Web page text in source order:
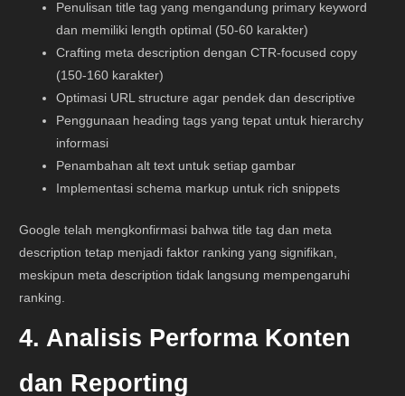
Penulisan title tag yang mengandung primary keyword
dan memiliki length optimal (50-60 karakter)
Crafting meta description dengan CTR-focused copy
(150-160 karakter)
Optimasi URL structure agar pendek dan descriptive
Penggunaan heading tags yang tepat untuk hierarchy
informasi
Penambahan alt text untuk setiap gambar
Implementasi schema markup untuk rich snippets
Google telah mengkonfirmasi bahwa title tag dan meta
description tetap menjadi faktor ranking yang signifikan,
meskipun meta description tidak langsung mempengaruhi
ranking.
4. Analisis Performa Konten
dan Reporting